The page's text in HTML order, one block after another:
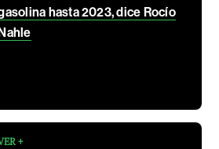
hasta 2023, dice Rocío
+